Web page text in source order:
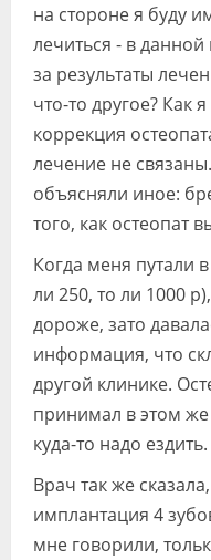
на стороне я буду
лечиться - в данной
за результаты
что-то другое? Как
коррекция
лечение не
объясняли иное:
того, как остеопат
Когда меня путали
ли 250, то ли 1000
дороже, зато
информация, что
другой клинике.
принимал в этом же
куда-то надо
Врач так же
имплантация 4
мне говорили,